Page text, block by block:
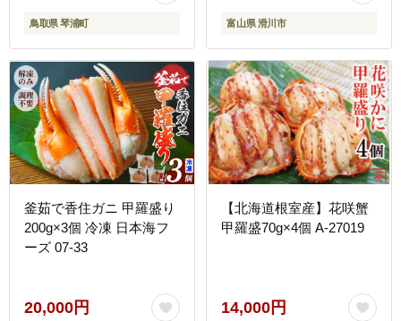
鳥取県 琴浦町 富山県 滑川市
釜茹で香住ガニ 甲羅盛り
200g×3個 冷凍 日本海フ
ーズ 07-33
20,000円
【北海道根室産】花咲蟹
甲羅盛70g×4個 A-27019
14,000円